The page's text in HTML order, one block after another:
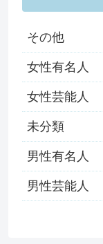
その他
女性有名人
女性芸能人
未分類
男性有名人
男性芸能人